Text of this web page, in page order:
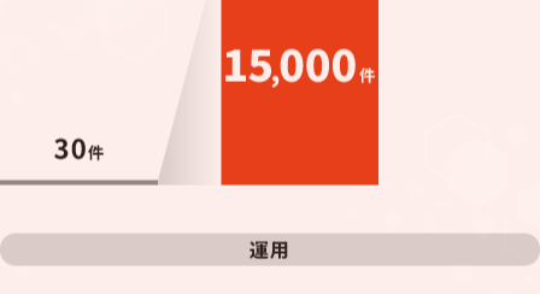
運用